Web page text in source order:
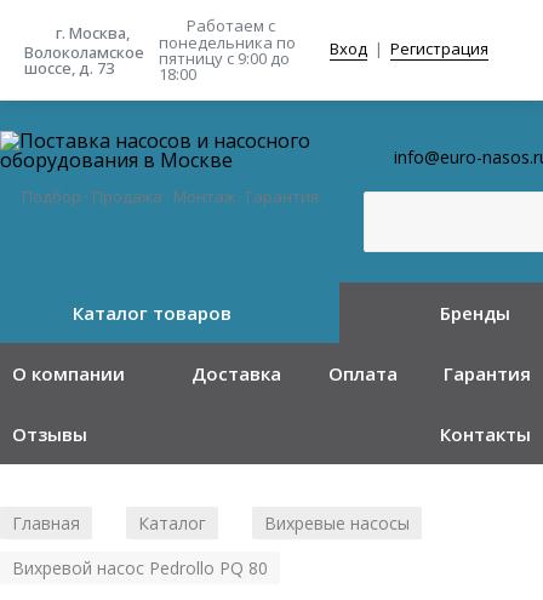
г. Москва,
Волоколамское
шоссе, д. 73
Работаем с
понедельника по
пятницу с 9:00 до
18:00
Вход | Регистрация
Подбор · Продажа · Монтаж · Гарантия
info@euro-
Каталог товаров Бренды
О компании Доставка Оплата Гарантия
Отзывы Контакты
Главная Каталог Вихревые насосы
Вихревой насос Pedrollo PQ 80